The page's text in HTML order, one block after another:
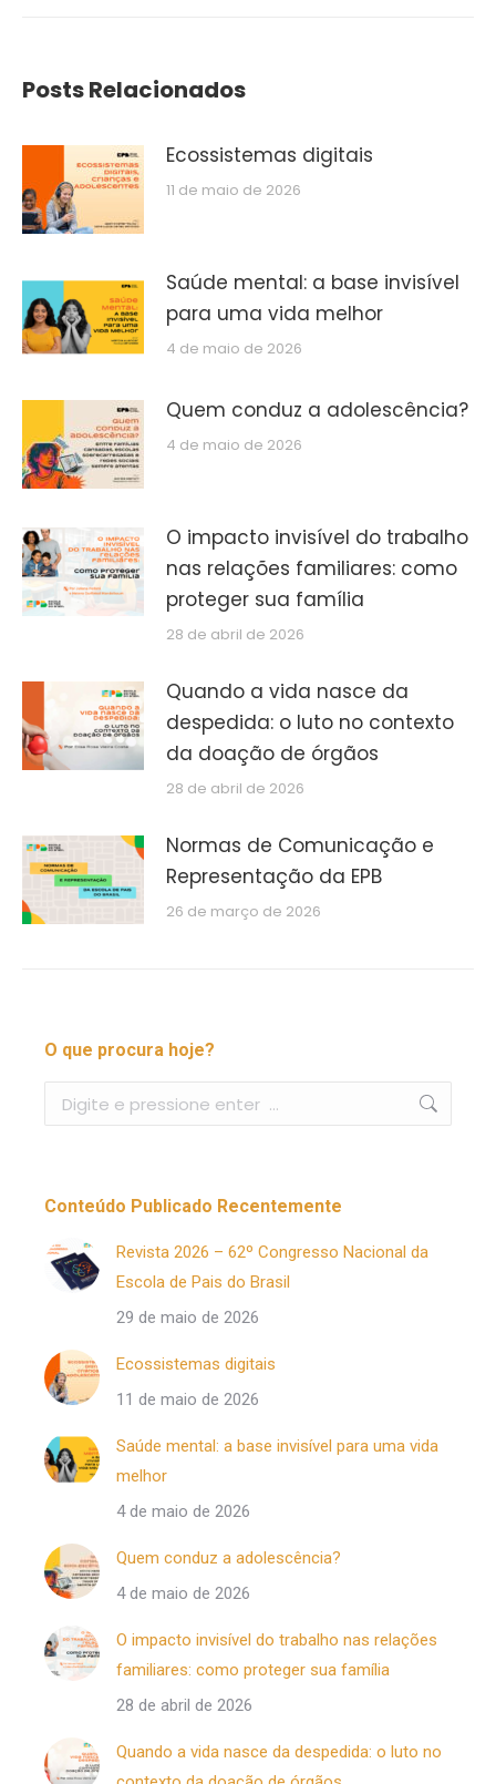
Posts Relacionados
Ecossistemas digitais
11 de maio de 2026
Saúde mental: a base invisível
para uma vida melhor
4 de maio de 2026
Quem conduz a adolescência?
4 de maio de 2026
O impacto invisível do trabalho
nas relações familiares: como
proteger sua família
28 de abril de 2026
Quando a vida nasce da
despedida: o luto no contexto
da doação de órgãos
28 de abril de 2026
Normas de Comunicação e
Representação da EPB
26 de março de 2026
O que procura hoje?
Buscar
Conteúdo Publicado Recentemente
Revista 2026 – 62º Congresso Nacional da
Escola de Pais do Brasil
29 de maio de 2026
Ecossistemas digitais
11 de maio de 2026
Saúde mental: a base invisível para uma vida
melhor
4 de maio de 2026
Quem conduz a adolescência?
4 de maio de 2026
O impacto invisível do trabalho nas relações
familiares: como proteger sua família
28 de abril de 2026
Quando a vida nasce da despedida: o luto no